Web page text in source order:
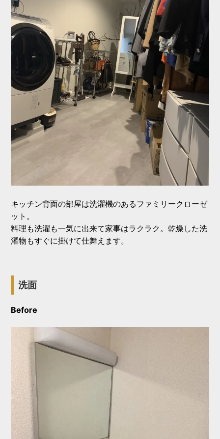
キッチン背面の部屋は洗濯機のあるファミリークローゼ
ット。
料理も洗濯も一気に出来て家事はラクラク。乾燥した洗
濯物もすぐに掛けて仕舞えます。
洗面
Before